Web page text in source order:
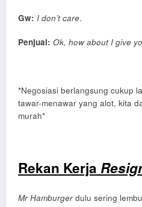
Gw: I don’t care.
Penjual: Ok, how about I give
*Negosiasi berlangsung cukup
tawar-menawar yang alot, kita
murah*
Rekan Kerja
Mr Hamburger dulu sering